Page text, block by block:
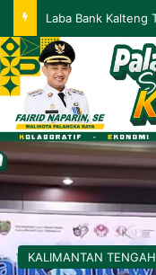
KALIMANTAN TENGAH